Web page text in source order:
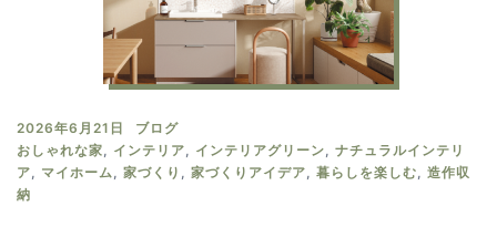
2026年6月21日
ブログ
おしゃれな家, インテリア, インテリアグリーン, ナチュラルインテリ
ア, マイホーム, 家づくり , 家づくりアイデア, 暮らしを楽しむ, 造作収
納